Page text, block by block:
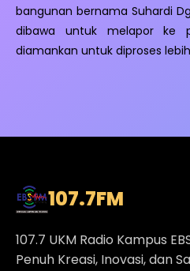
bangunan bernama Suhardi
dibawa untuk melapor ke
diamankan untuk diproses
107.7FM
107.7 UKM Radio Kampus
Penuh Kreasi, Inovasi, dan